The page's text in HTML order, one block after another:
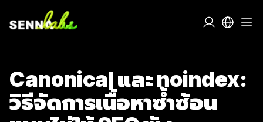
Canonical และ noindex:
วิธีจัดการเนื้อหาซ้ำซ้อน